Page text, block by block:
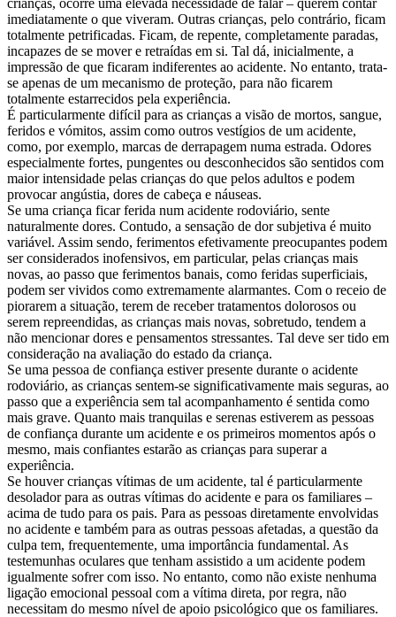
crianças, ocorre uma elevada necessidade de falar – querem contar
imediatamente o que viveram. Outras crianças, pelo contrário, ficam
totalmente petrificadas. Ficam, de repente, completamente paradas,
incapazes de se mover e retraídas em si. Tal dá, inicialmente, a
impressão de que ficaram indiferentes ao acidente. No entanto, trata-
se apenas de um mecanismo de proteção, para não ficarem
totalmente estarrecidos pela experiência.
É particularmente difícil para as crianças a visão de mortos, sangue,
feridos e vómitos, assim como outros vestígios de um acidente,
como, por exemplo, marcas de derrapagem numa estrada. Odores
especialmente fortes, pungentes ou desconhecidos são sentidos com
maior intensidade pelas crianças do que pelos adultos e podem
provocar angústia, dores de cabeça e náuseas.
Se uma criança ficar ferida num acidente rodoviário, sente
naturalmente dores. Contudo, a sensação de dor subjetiva é muito
variável. Assim sendo, ferimentos efetivamente preocupantes podem
ser considerados inofensivos, em particular, pelas crianças mais
novas, ao passo que ferimentos banais, como feridas superficiais,
podem ser vividos como extremamente alarmantes. Com o receio de
piorarem a situação, terem de receber tratamentos dolorosos ou
serem repreendidas, as crianças mais novas, sobretudo, tendem a
não mencionar dores e pensamentos stressantes. Tal deve ser tido em
consideração na avaliação do estado da criança.
Se uma pessoa de confiança estiver presente durante o acidente
rodoviário, as crianças sentem-se significativamente mais seguras, ao
passo que a experiência sem tal acompanhamento é sentida como
mais grave. Quanto mais tranquilas e serenas estiverem as pessoas
de confiança durante um acidente e os primeiros momentos após o
mesmo, mais confiantes estarão as crianças para superar a
experiência.
Se houver crianças vítimas de um acidente, tal é particularmente
desolador para as outras vítimas do acidente e para os familiares –
acima de tudo para os pais. Para as pessoas diretamente envolvidas
no acidente e também para as outras pessoas afetadas, a questão da
culpa tem, frequentemente, uma importância fundamental. As
testemunhas oculares que tenham assistido a um acidente podem
igualmente sofrer com isso. No entanto, como não existe nenhuma
ligação emocional pessoal com a vítima direta, por regra, não
necessitam do mesmo nível de apoio psicológico que os familiares.